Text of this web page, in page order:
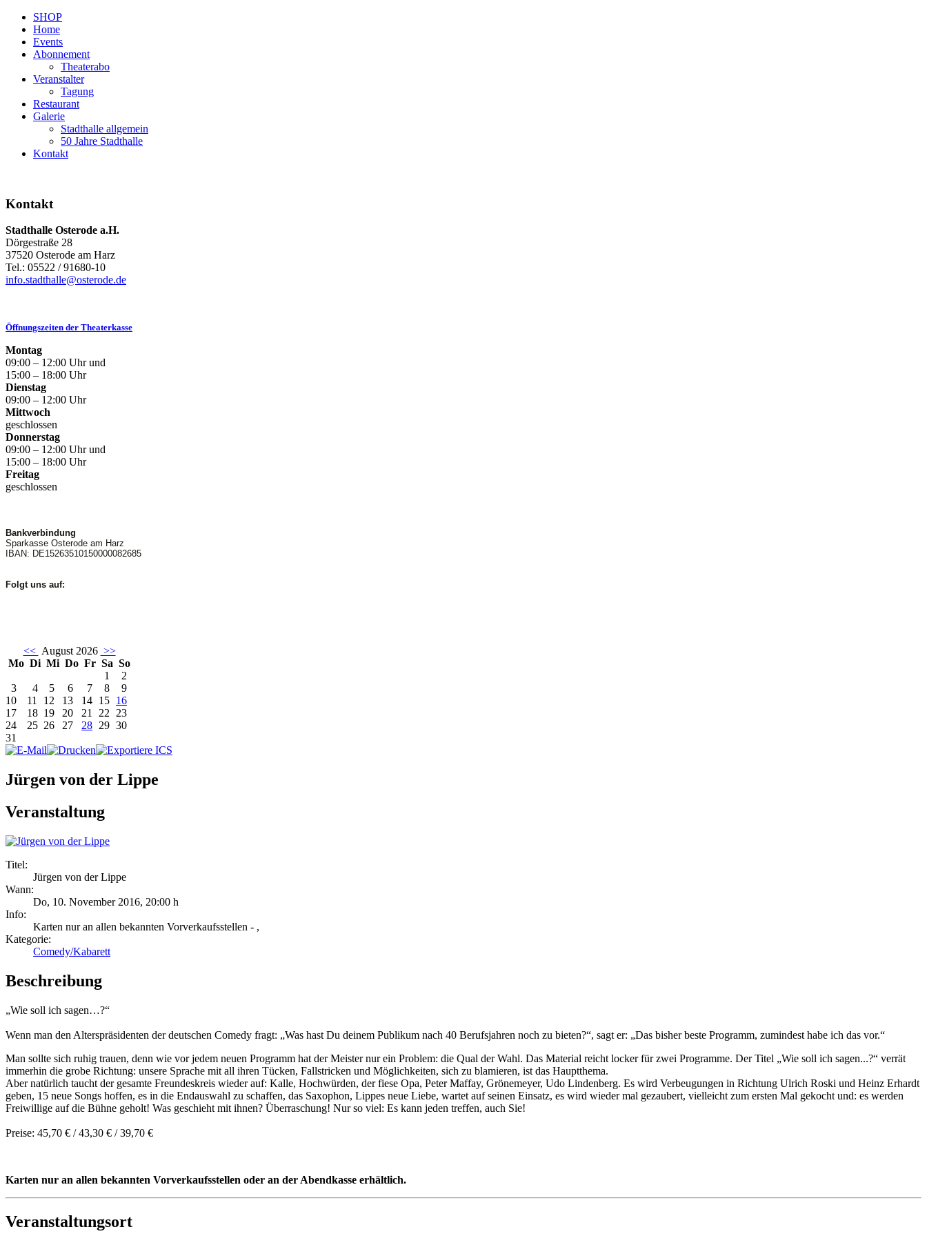
SHOP
Home
Events
Abonnement
Theaterabo
Veranstalter
Tagung
Restaurant
Galerie
Stadthalle allgemein
50 Jahre Stadthalle
Kontakt
Kontakt
Stadthalle Osterode a.H.
Dörgestraße 28
37520 Osterode am Harz
Tel.: 05522 / 91680-10
info.stadthalle@osterode.de
Öffnungszeiten der Theaterkasse
Montag
09:00 – 12:00 Uhr und
15:00 – 18:00 Uhr
Dienstag
09:00 – 12:00 Uhr
Mittwoch
geschlossen
Donnerstag
09:00 – 12:00 Uhr und
15:00 – 18:00 Uhr
Freitag
geschlossen
Bankverbindung
Sparkasse Osterode am Harz
IBAN: DE15263510150000082685
Folgt uns auf:
<< August 2026 >>
Mo Di Mi Do Fr Sa So
1
2
3
4 5 6 7 8
9
10
11 12 13 14 15 16
17
18 19 20 21 22 23
24
25 26 27 28 29 30
31
Jürgen von der Lippe
Veranstaltung
Titel:
Jürgen von der Lippe
Wann:
Do, 10. November 2016, 20:00 h
Info:
Karten nur an allen bekannten Vorverkaufsstellen - ,
Kategorie:
Comedy/Kabarett
Beschreibung
„Wie soll ich sagen…?“
Wenn man den Alterspräsidenten der deutschen Comedy fragt: „Was hast Du deinem Publikum nach 40 Berufsjahren noch zu bieten?“, sagt er: „Das bisher beste Programm, zumindest habe ich das vor.“
Man sollte sich ruhig trauen, denn wie vor jedem neuen Programm hat der Meister nur ein Problem: die Qual der Wahl. Das Material reicht locker für zwei Programme. Der Titel „Wie soll ich sagen...?“ verrät
immerhin die grobe Richtung: unsere Sprache mit all ihren Tücken, Fallstricken und Möglichkeiten, sich zu blamieren, ist das Hauptthema.
Aber natürlich taucht der gesamte Freundeskreis wieder auf: Kalle, Hochwürden, der fiese Opa, Peter Maffay, Grönemeyer, Udo Lindenberg. Es wird Verbeugungen in Richtung Ulrich Roski und Heinz Erhardt
geben, 15 neue Songs hoffen, es in die Endauswahl zu schaffen, das Saxophon, Lippes neue Liebe, wartet auf seinen Einsatz, es wird wieder mal gezaubert, vielleicht zum ersten Mal gekocht und: es werden
Freiwillige auf die Bühne geholt! Was geschieht mit ihnen? Überraschung! Nur so viel: Es kann jeden treffen, auch Sie!
Preise: 45,70 € / 43,30 € / 39,70 €
Karten nur an allen bekannten Vorverkaufsstellen oder an der Abendkasse erhältlich.
Veranstaltungsort